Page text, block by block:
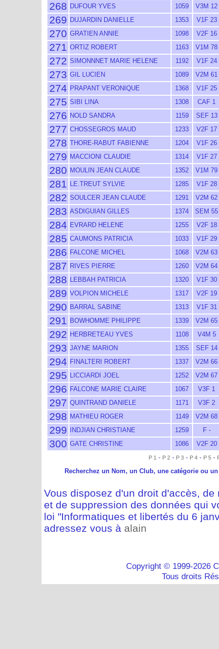
268 DUFOUR YVES 1059 V3M 12
269 DUJARDIN DANIELLE 1353 V1F 23
270 GRATIEN ANNIE 1098 V2F 16
271 ORTIZ ROBERT 1163 V1M 78
272 SIMONNNET MARIE HELENE 1192 V1F 24
273 GIL LUCIEN 1089 V2M 61
274 PRAPANT VERONIQUE 1368 V1F 25
275 SIBI LINA 1308 CAF 1
276 NOLD SANDRA 1159 SEF 13
277 CHOSSEGROS MAUD 1233 V2F 17
278 THORE-RABUT FABIENNE 1204 V1F 26
279 MACCIONI CLAUDIE 1314 V1F 27
280 MOULIN JEAN CLAUDE 1352 V1M 79
281 LE.TREUT SYLVIE 1285 V1F 28
282 SOULCER JEAN CLAUDE 1291 V2M 62
283 ASDIGUIAN GILLES 1374 SEM 55
284 EVRARD HELENE 1255 V2F 18
285 CAUMONS PATRICIA 1033 V1F 29
286 FALCONE MICHEL 1068 V2M 63
287 RIVES PIERRE 1260 V2M 64
288 LEBBAH PATRICIA 1320 V1F 30
289 VOLPION MICHELE 1317 V2F 19
290 BARRAL SABINE 1313 V1F 31
291 BOWHOMME PHILIPPE 1339 V2M 65
292 HERBRETEAU YVES 1108 V4M 5
293 JAYNE MARION 1355 SEF 14
294 FINALTERI ROBERT 1337 V2M 66
295 LICCIARDI JOEL 1252 V2M 67
296 FALCONE MARIE CLAIRE 1067 V3F 1
297 QUINTRAND DANIELE 1171 V3F 2
298 MATHIEU ROGER 1149 V2M 68
299 INDJIAN CHRISTIANE 1259 F -
300 GATE CHRISTINE 1086 V2F 20
P 1 - P 2 - P 3 - P 4 - P 5 -
Recherchez un Nom, un Club, une catégorie ou
Vous disposez d'un droit d'accès,
et de suppression des données qui
loi "Informatiques et libertés du 6
adressez vous à alain
Copyright © 1999-2026
Tous droits